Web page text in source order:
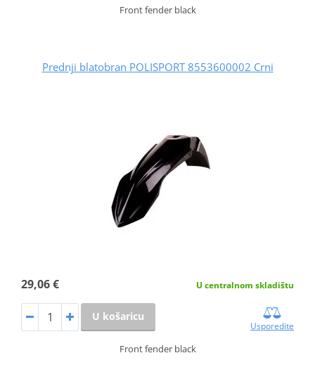
Front fender black
Prednji blatobran POLISPORT 8553600002 Crni
29,06 € U centralnom skladištu
U košaricu
Usporedite
Front fender black